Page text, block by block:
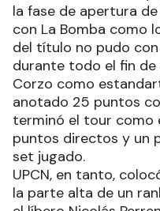
la fase de apertura
con La Bomba como
del título no pudo
durante todo el fin
Corzo como
anotado 25 puntos
terminó el tour como
puntos directos y un
set jugado.
UPCN, en tanto,
la parte alta de un